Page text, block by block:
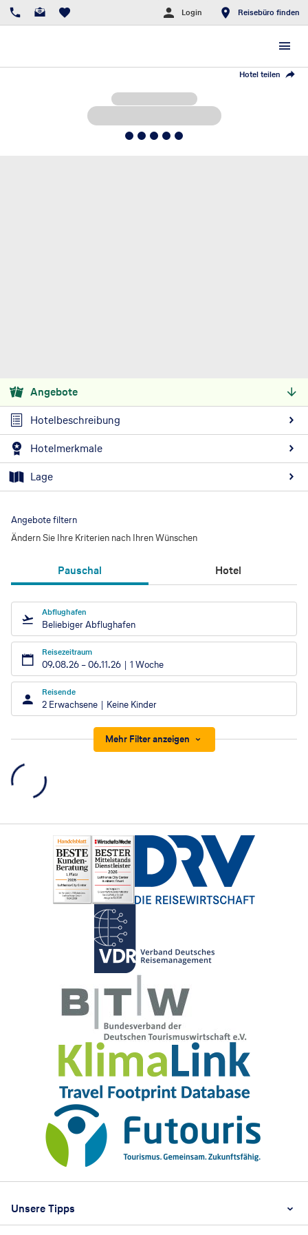
Login Reisebüro finden
Hotel teilen
5
Angebote
Hotelbeschreibung
Hotelmerkmale
Lage
Angebote filtern
Ändern Sie Ihre Kriterien nach Ihren Wünschen
Pauschal Hotel
Abflughafen
Beliebiger Abflughafen
Reisezeitraum
09.08.26 –06.11.26 1 Woche
Reisende
2 Erwachsene Keine Kinder
Mehr Filter anzeigen
Unsere Tipps